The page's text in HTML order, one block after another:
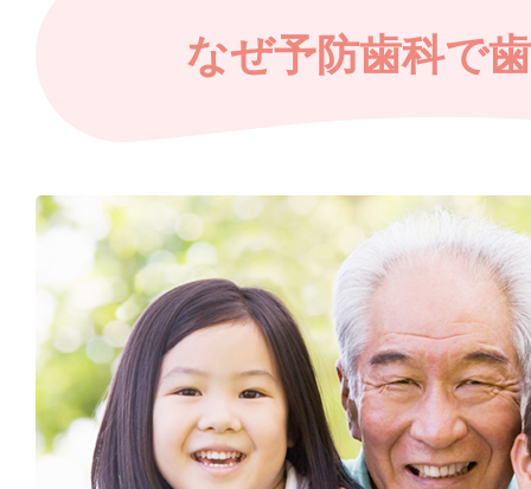
なぜ予防歯科で